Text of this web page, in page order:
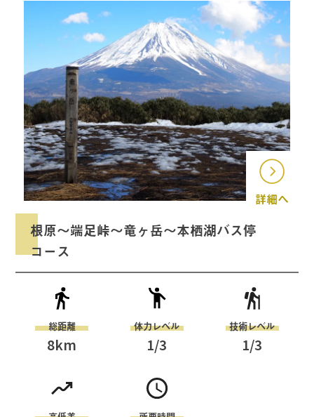
根原～端足峠～竜ヶ岳～本栖湖バス停
コース
詳細へ
総距離
8km
体力レベル
1/3
技術レベル
1/3